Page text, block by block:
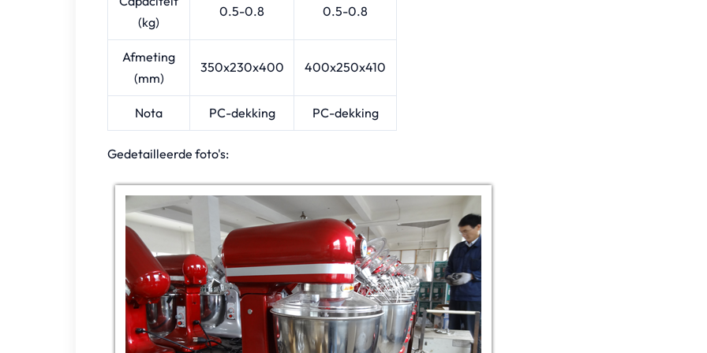
(kg)
0.5-0.8 0.5-0.8
Afmeting
(mm)
350x230x400 400x250x410
Nota PC-dekking PC-dekking
Gedetailleerde foto's: